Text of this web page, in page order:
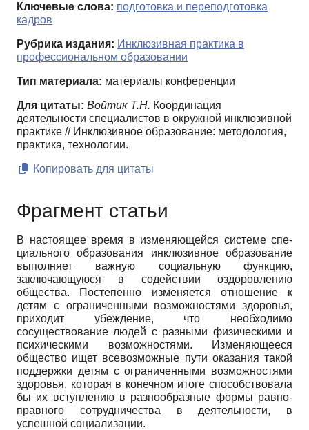
Ключевые слова: подготовка и переподготовка
кадров
Рубрика издания: Инклюзивная практика в
профессиональном образовании
Тип материала: материалы конференции
Для цитаты: Войтик Т.Н. Координация
деятельности специалистов в окружной инклюзивной
практике // Инклюзивное образование: методология,
практика, технологии.
Копировать для цитаты
Фрагмент статьи
В настоящее время в изменяющейся системе спе­
циального образования инклюзивное образование
вы­полняет важную социальную функцию,
заключающу­юся в содействии оздоровлению
общества. Постепен­но изменяется отношение к
детям с ограниченными возможностями здоровья,
приходит убеждение, что необходимо
сосуществование людей с разными физи­ческими и
психическими возможностями. Изменяю­щееся
общество ищет всевозможные пути оказания та­кой
поддержки детям с ограниченными возможностя­ми
здоровья, которая в конечном итоге способствова­ла
бы их вступлению в разнообразные формы равно­
правного сотрудничества в деятельности, в
успешной социализации.